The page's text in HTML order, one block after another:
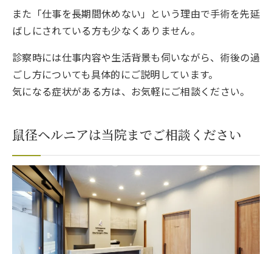
また「仕事を長期間休めない」という理由で手術を先延
ばしにされている方も少なくありません。
診察時には仕事内容や生活背景も伺いながら、術後の過
ごし方についても具体的にご説明しています。
気になる症状がある方は、お気軽にご相談ください。
鼠径ヘルニアは当院までご相談ください